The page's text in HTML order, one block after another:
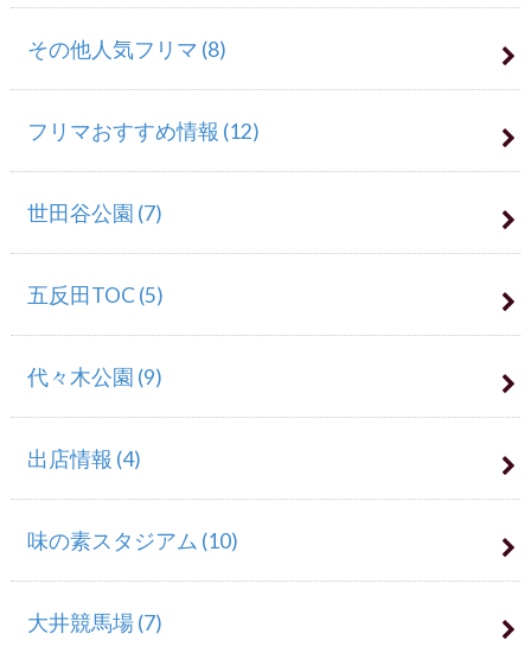
その他人気フリマ (8)
フリマおすすめ情報 (12)
世田谷公園 (7)
五反田TOC(5)
代々木公園 (9)
出店情報 (4)
味の素スタジアム (10)
大井競馬場(7)